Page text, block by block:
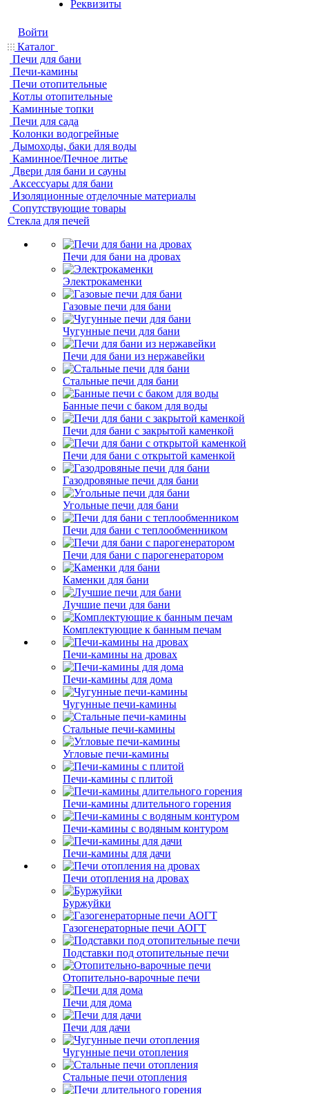
Реквизиты
Войти
Каталог
Печи для бани
Печи-камины
Печи отопительные
Котлы отопительные
Каминные топки
Печи для сада
Колонки водогрейные
Дымоходы, баки для воды
Каминное/Печное литье
Двери для бани и сауны
Аксессуары для бани
Изоляционные отделочные материалы
Сопутствующие товары
Стекла для печей
Печи для бани на дровах
Электрокаменки
Газовые печи для бани
Чугунные печи для бани
Печи для бани из нержавейки
Стальные печи для бани
Банные печи с баком для воды
Печи для бани с закрытой каменкой
Печи для бани с открытой каменкой
Газодровяные печи для бани
Угольные печи для бани
Печи для бани с теплообменником
Печи для бани с парогенератором
Каменки для бани
Лучшие печи для бани
Комплектующие к банным печам
Печи-камины на дровах
Печи-камины для дома
Чугунные печи-камины
Стальные печи-камины
Угловые печи-камины
Печи-камины с плитой
Печи-камины длительного горения
Печи-камины с водяным контуром
Печи-камины для дачи
Печи отопления на дровах
Буржуйки
Газогенераторные печи АОГТ
Подставки под отопительные печи
Отопительно-варочные печи
Печи для дома
Печи для дачи
Чугунные печи отопления
Стальные печи отопления